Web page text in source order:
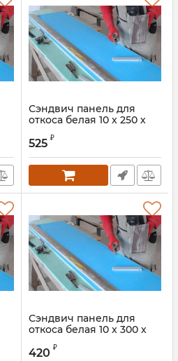
Сэндвич панель для
откоса белая 10 х 250 х
525 ₽
Сэндвич панель для
откоса белая 10 х 300 х
420 ₽